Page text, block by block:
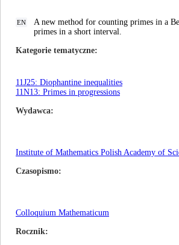
EN
A new method for counting primes in a
primes in a short interval.
Kategorie tematyczne
11J25: Diophantine inequalities
11N13: Primes in progressions
Wydawca
Institute of Mathematics Polish Academy of
Czasopismo
Colloquium Mathematicum
Rocznik